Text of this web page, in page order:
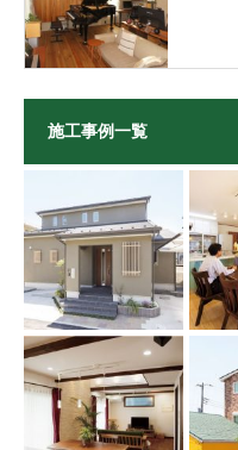
施工事例一覧